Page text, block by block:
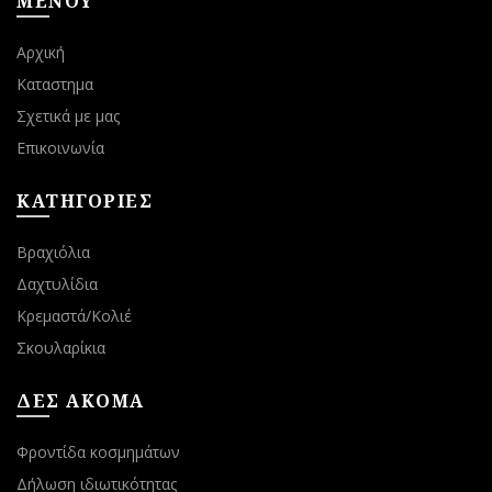
Αρχική
Καταστημα
Σχετικά με μας
Επικοινωνία
ΚΑΤΗΓΟΡΙΕΣ
Βραχιόλια
Δαχτυλίδια
Κρεμαστά/Κολιέ
Σκουλαρίκια
ΔΕΣ ΑΚΟΜΑ
Φροντίδα κοσμημάτων
Δήλωση ιδιωτικότητας